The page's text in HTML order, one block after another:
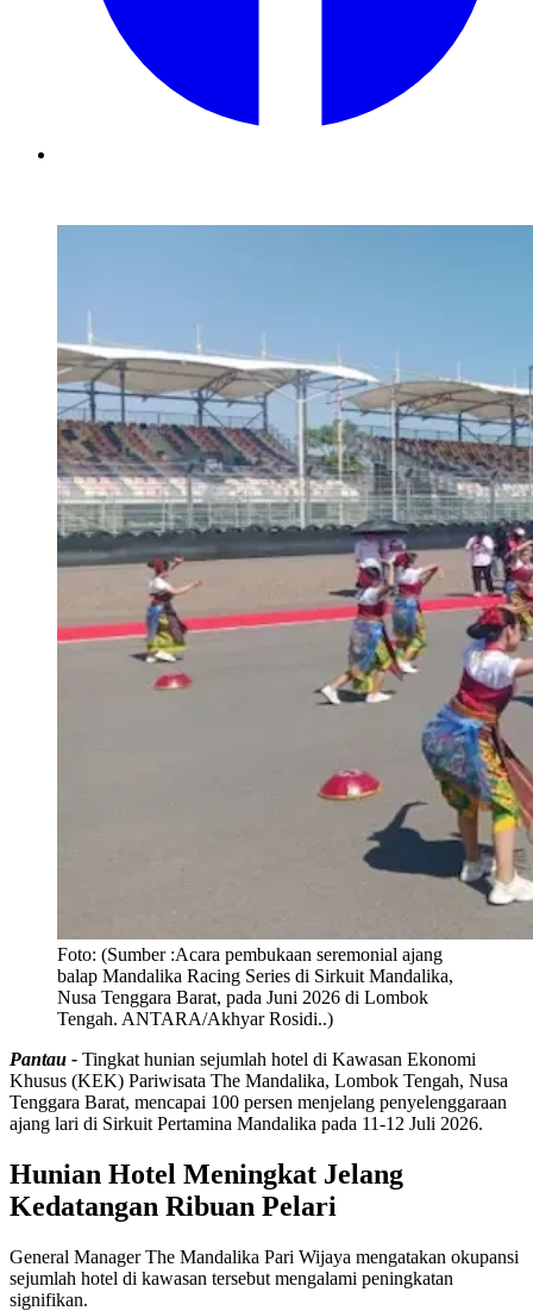
Foto: (Sumber :Acara pembukaan seremonial ajang
balap Mandalika Racing Series di Sirkuit Mandalika,
Nusa Tenggara Barat, pada Juni 2026 di Lombok
Tengah. ANTARA/Akhyar Rosidi..)
Pantau - Tingkat hunian sejumlah hotel di Kawasan Ekonomi
Khusus (KEK) Pariwisata The Mandalika, Lombok Tengah, Nusa
Tenggara Barat, mencapai 100 persen menjelang penyelenggaraan
ajang lari di Sirkuit Pertamina Mandalika pada 11-12 Juli 2026.
Hunian Hotel Meningkat Jelang
Kedatangan Ribuan Pelari
General Manager The Mandalika Pari Wijaya mengatakan okupansi
sejumlah hotel di kawasan tersebut mengalami peningkatan
signifikan.